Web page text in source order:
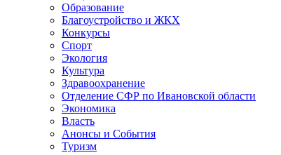
Образование
Благоустройство и ЖКХ
Конкурсы
Спорт
Экология
Культура
Здравоохранение
Отделение СФР по Ивановской области
Экономика
Власть
Анонсы и События
Туризм